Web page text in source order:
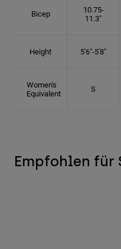
Bicep
10.75-
11.3"
Height 5'6"-5'8"
Women's
Equivalent
S
Empfohlen für